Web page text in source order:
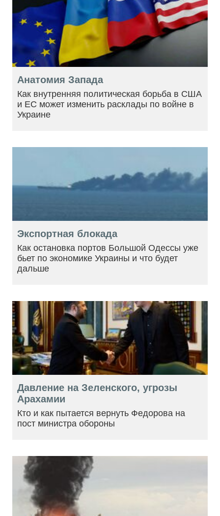
Анатомия Запада
Как внутренняя политическая борьба в США
и ЕС может изменить расклады по войне в
Украине
Экспортная блокада
Как остановка портов Большой Одессы уже
бьет по экономике Украины и что будет
дальше
Давление на Зеленского, угрозы
Арахамии
Кто и как пытается вернуть Федорова на
пост министра обороны